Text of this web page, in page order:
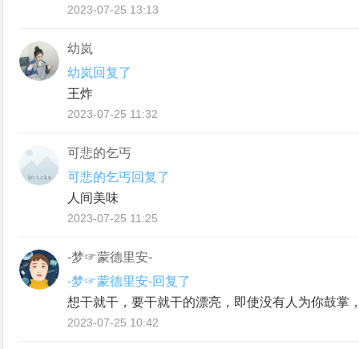
2023-07-25 13:13
幼岚
幼岚回复了
王炸
2023-07-25 11:32
可悲的乞丐
可悲的乞丐回复了
人间美味
2023-07-25 11:25
-梦☞蒙德里安-
-梦☞蒙德里安-回复了
想干就干，要干就干的漂亮，即使没有人为你鼓掌
2023-07-25 10:42